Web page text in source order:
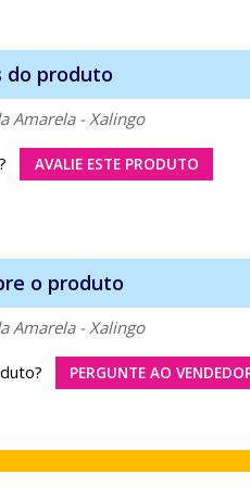
do produto
Amarela - Xalingo
AVALIE ESTE PRODUTO
o produto
Amarela - Xalingo
PERGUNTE AO